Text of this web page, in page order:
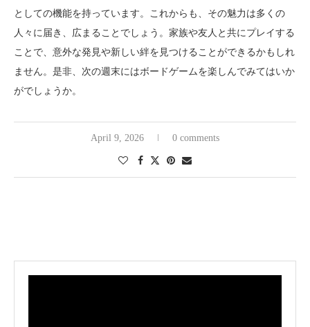
としての機能を持っています。これからも、その魅力は多くの
人々に届き、広まることでしょう。家族や友人と共にプレイする
ことで、意外な発見や新しい絆を見つけることができるかもしれ
ません。是非、次の週末にはボードゲームを楽しんでみてはいか
がでしょうか。
April 9, 2026 0 comments